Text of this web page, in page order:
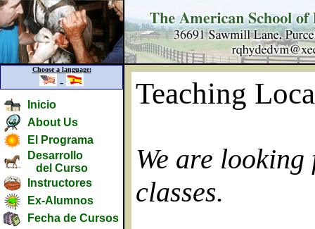
Choose a language:
-
Inicio
About Us
El Programa
Desarrollo
del Curso
Instructores
Ex-Alumnos
Fecha de Cursos
Teaching
We are
classes.